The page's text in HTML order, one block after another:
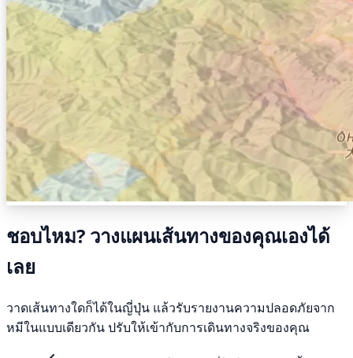
ชอบไหม? วางแผนเส้นทางของคุณเองได้
เลย
วาดเส้นทางใดก็ได้ในญี่ปุ่น แล้วรับรายงานความปลอดภัยจาก
หมีในแบบเดียวกัน ปรับให้เข้ากับการเดินทางจริงของคุณ